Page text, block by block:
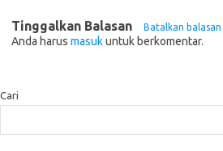
Tinggalkan Balasan Batalkan balasan
Anda harus masukuntuk berkomentar.
Cari